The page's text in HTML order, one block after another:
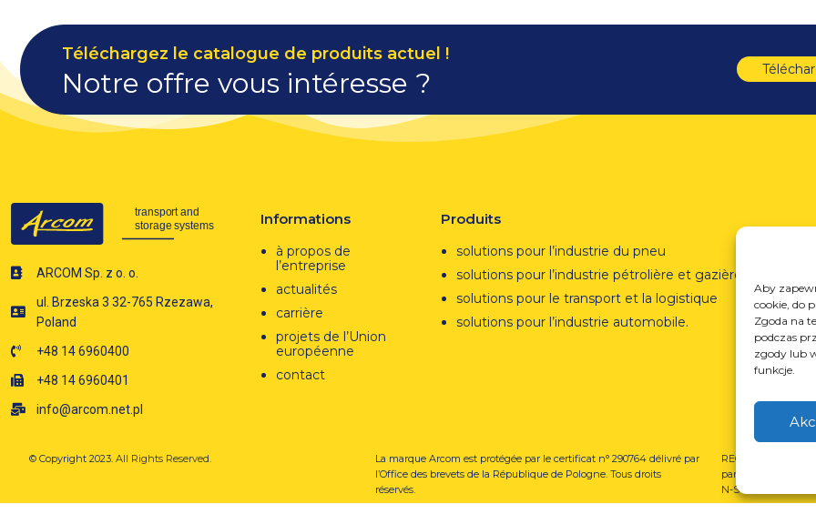
Aby
cookie, do
Zgoda na
podczas
zgody lub
funkcje.
Téléchargez le catalogue de produits actuel !
Notre offre vous intéresse ?
ARCOM Sp. z o. o.
ul. Brzeska 3 32-765 Rzezawa,
Poland
+48 14 6960400
+48 14 6960401
info@arcom.net.pl
Informations
à propos de
l’entreprise
actualités
carrière
projets de l’Union
européenne
contact
Produits
solutions pour l’industrie du pneu
solutions pour l’industrie pétrolière et gazière
solutions pour le transport et la logistique
solutions pour l’industrie automobile.
© Copyright 2023. All Rights Reserved.
La marque Arcom est protégée par le certificat n° 290764 délivré par
l’Office des brevets de la République de Pologne. Tous droits
réservés.
REGON :
par le Tribunal de
N-S : 367486706.